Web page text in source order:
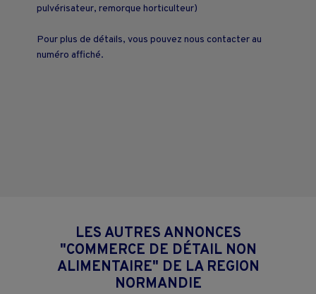
pulvérisateur, remorque horticulteur)
Pour plus de détails, vous pouvez nous contacter au
numéro affiché.
LES AUTRES ANNONCES
"COMMERCE DE DÉTAIL NON
ALIMENTAIRE" DE LA REGION
NORMANDIE